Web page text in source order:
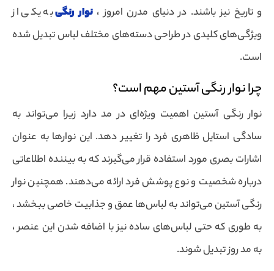
و تاریخ نیز باشند. در دنیای مدرن امروز ،نوار رنگیبه یکی از
ویژگی‌های کلیدی در طراحی دسته‌های مختلف لباس تبدیل شده
است.
چرا نوار رنگی آستین مهم است؟
نوار رنگی آستین اهمیت ویژه‌ای در مد دارد زیرا می‌تواند به
سادگی استایل ظاهری فرد را تغییر دهد. این نوارها به عنوان
اشارات بصری مورد استفاده قرار می‌گیرند که به بیننده اطلاعاتی
درباره شخصیت و نوع پوشش فرد ارائه می‌دهند. همچنین نوار
رنگی آستین می‌تواند به لباس‌ها عمق و جذابیت خاصی ببخشد ،
به طوری که حتی لباس‌های ساده نیز با اضافه شدن این عنصر ،
به مد روز تبدیل شوند.